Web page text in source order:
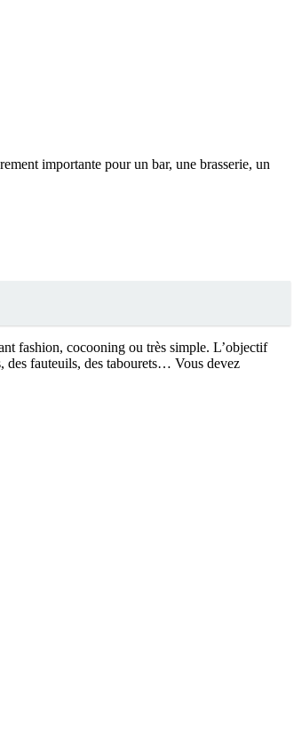
importante pour un bar, une brasserie, un
fashion, cocooning ou très simple. L’objectif
des fauteuils, des tabourets… Vous devez